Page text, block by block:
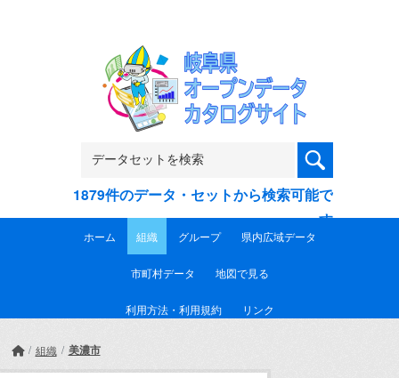
1879件のデータ・セットから検索可能で
す
ホーム 組織 グループ 県内広域データ
市町村データ 地図で見る
利用方法・利用規約 リンク
組織 美濃市